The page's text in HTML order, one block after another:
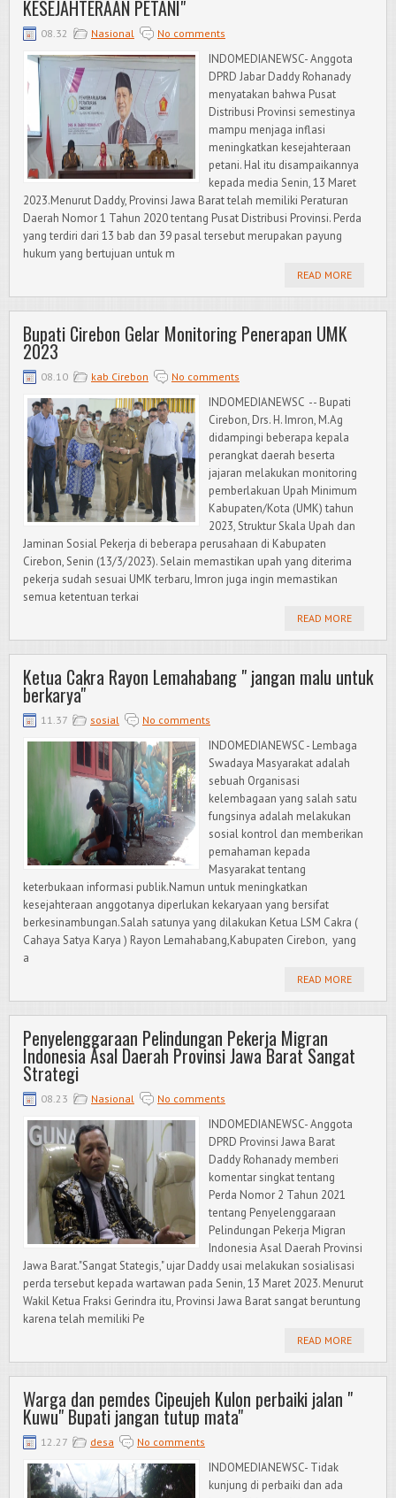
KESEJAHTERAAN PETANI"
08.32 Nasional No comments
INDOMEDIANEWSC- Anggota
DPRD Jabar Daddy Rohanady
menyatakan bahwa Pusat
Distribusi Provinsi semestinya
mampu menjaga inflasi
meningkatkan kesejahteraan
petani. Hal itu disampaikannya
kepada media Senin, 13 Maret
2023.Menurut Daddy, Provinsi Jawa Barat telah memiliki Peraturan
Daerah Nomor 1 Tahun 2020 tentang Pusat Distribusi Provinsi. Perda
yang terdiri dari 13 bab dan 39 pasal tersebut merupakan payung
hukum yang bertujuan untuk m
READ MORE
Bupati Cirebon Gelar Monitoring Penerapan UMK
2023
08.10 kab Cirebon No comments
INDOMEDIANEWSC -- Bupati
Cirebon, Drs. H. Imron, M.Ag
didampingi beberapa kepala
perangkat daerah beserta
jajaran melakukan monitoring
pemberlakuan Upah Minimum
Kabupaten/Kota (UMK) tahun
2023, Struktur Skala Upah dan
Jaminan Sosial Pekerja di beberapa perusahaan di Kabupaten
Cirebon, Senin (13/3/2023). Selain memastikan upah yang diterima
pekerja sudah sesuai UMK terbaru, Imron juga ingin memastikan
semua ketentuan terkai
READ MORE
Ketua Cakra Rayon Lemahabang " jangan malu untuk
berkarya"
11.37 sosial No comments
INDOMEDIANEWSC - Lembaga
Swadaya Masyarakat adalah
sebuah Organisasi
kelembagaan yang salah satu
fungsinya adalah melakukan
sosial kontrol dan memberikan
pemahaman kepada
Masyarakat tentang
keterbukaan informasi publik.Namun untuk meningkatkan
kesejahteraan anggotanya diperlukan kekaryaan yang bersifat
berkesinambungan.Salah satunya yang dilakukan Ketua LSM Cakra (
Cahaya Satya Karya ) Rayon Lemahabang,Kabupaten Cirebon, yang
a
READ MORE
Penyelenggaraan Pelindungan Pekerja Migran
Indonesia Asal Daerah Provinsi Jawa Barat Sangat
Strategi
08.23 Nasional No comments
INDOMEDIANEWSC- Anggota
DPRD Provinsi Jawa Barat
Daddy Rohanady memberi
komentar singkat tentang
Perda Nomor 2 Tahun 2021
tentang Penyelenggaraan
Pelindungan Pekerja Migran
Indonesia Asal Daerah Provinsi
Jawa Barat."Sangat Stategis," ujar Daddy usai melakukan sosialisasi
perda tersebut kepada wartawan pada Senin, 13 Maret 2023. Menurut
Wakil Ketua Fraksi Gerindra itu, Provinsi Jawa Barat sangat beruntung
karena telah memiliki Pe
READ MORE
Warga dan pemdes Cipeujeh Kulon perbaiki jalan "
Kuwu" Bupati jangan tutup mata"
12.27 desa No comments
INDOMEDIANEWSC- Tidak
kunjung di perbaiki dan ada